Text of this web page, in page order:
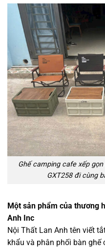
Ghế camping cafe xếp
GXT258 đi cùng
Một sản phẩm của thương
Anh Inc
Nội Thất Lan Anh tên viết
khẩu và phân phối bàn ghế